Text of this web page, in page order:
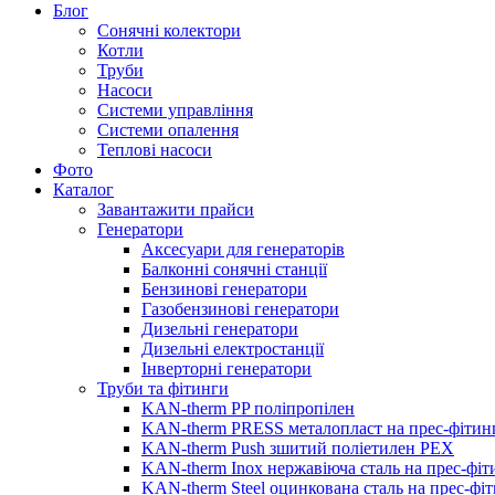
Блог
Сонячні колектори
Котли
Труби
Насоси
Системи управління
Системи опалення
Теплові насоси
Фото
Каталог
Завантажити прайси
Генератори
Аксесуари для генераторів
Балконні сонячні станції
Бензинові генератори
Газобензинові генератори
Дизельні генератори
Дизельні електростанції
Інверторні генератори
Труби та фітинги
KAN-therm PP поліпропілен
KAN-therm PRESS металопласт на прес-
KAN-therm Push зшитий поліетилен PEX
KAN-therm Inox нержавіюча сталь на прес-
KAN-therm Steel оцинкована сталь на прес-